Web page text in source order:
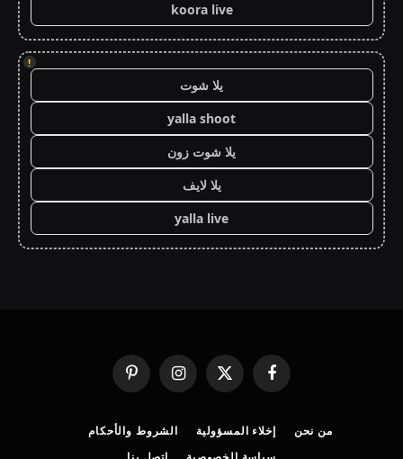
koora live
!
يلا شوت
yalla shoot
يلا شوت زون
يلا لايف
yalla live
فيسبوك
X
(Twitter)
الانستغرامبينتيريست
من نحن إخلاء المسؤولية
الشروط والأحكام